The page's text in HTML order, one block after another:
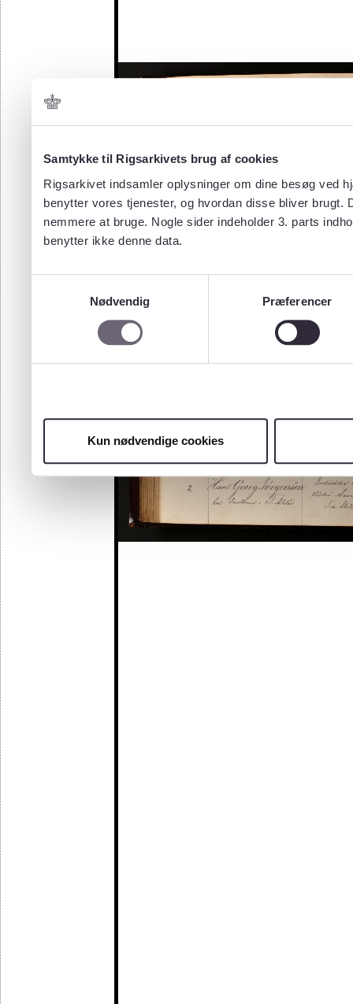
Samtykke til Rigsarkivets brug af cookies
Rigsarkivet indsamler oplysninger om dine besøg ved
benytter vores tjenester, og hvordan disse bliver
nemmere at bruge. Nogle sider indeholder 3. parts
benytter ikke denne data.
Nødvendig
Præferencer
Kun nødvendige cookies